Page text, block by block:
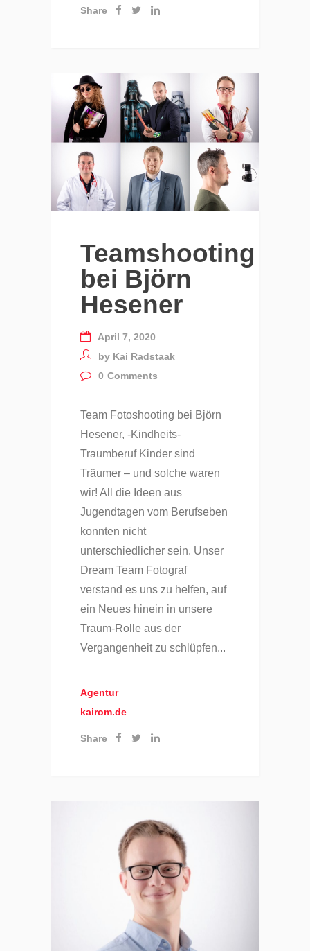
Share
Teamshooting
bei Björn
Hesener
April 7, 2020
by Kai Radstaak
0 Comments
Team Fotoshooting bei Björn
Hesener, -Kindheits-
Traumberuf Kinder sind
Träumer – und solche waren
wir! All die Ideen aus
Jugendtagen vom Berufseben
konnten nicht
unterschiedlicher sein. Unser
Dream Team Fotograf
verstand es uns zu helfen, auf
ein Neues hinein in unsere
Traum-Rolle aus der
Vergangenheit zu schlüpfen...
Agentur
kairom.de
Share